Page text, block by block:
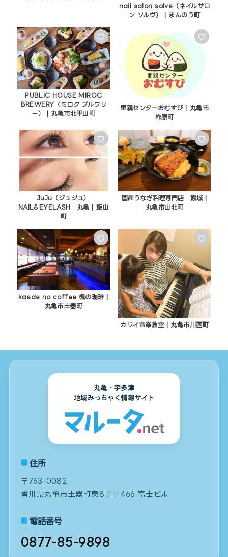
nail salon solve（ネイルサロ
ン ソルヴ） | まんのう町
♡
PUBLIC HOUSE MIROC
BREWERY（ミロク ブルワリ
ー） | 丸亀市北平山町
♡
里親センターおむすび | 丸亀市
柞原町
♡
JuJu（ジュジュ）
NAIL&EYELASH 丸亀 | 飯山
町
♡
国産うなぎ料理専門店 鰻城 |
丸亀市山北町
♡
kaede no coffee 楓の珈琲 |
丸亀市土器町
♡
カワイ音楽教室 | 丸亀市川西町
丸亀・宇多津
地域みっちゃく情報サイト
住所
〒763-0082
香川県丸亀市土器町東8丁目466 富士ビル
電話番号
0877-85-9898